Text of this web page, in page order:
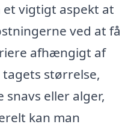
vigtigt aspekt at
ved at få
afhængigt af
størrelse,
eller alger,
kan man